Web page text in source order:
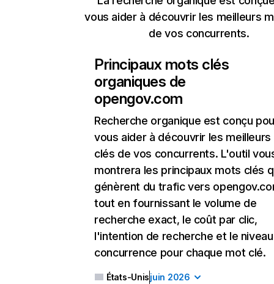
vous aider à découvrir les meilleurs
de vos concurrents.
Principaux mots clés
organiques de
opengov.com
Recherche organique est conçu
vous aider à découvrir les
clés de vos concurrents. L'outil
montrera les principaux mots clés
génèrent du trafic vers
tout en fournissant le volume de
recherche exact, le coût par clic,
l'intention de recherche et le
concurrence pour chaque mot clé.
États-Unisjuin 2026